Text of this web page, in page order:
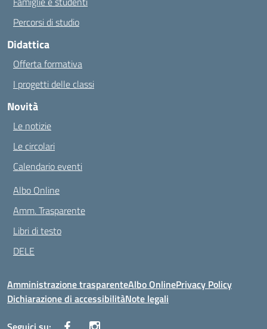
Percorsi di studio
Didattica
Offerta formativa
I progetti delle classi
Novità
Le notizie
Le circolari
Calendario eventi
Albo Online
Amm. Trasparente
Libri di testo
DELE
Amministrazione trasparenteAlbo OnlinePrivacy Policy
Dichiarazione di accessibilitàNote legali